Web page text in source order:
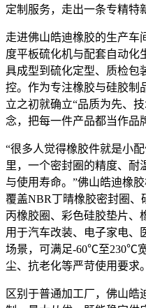
定制服务，走出一条专精特
走进佛山皓迪橡胶的生产车
度平板硫化机与配套自动化
具成型到硫化定型、质检包
控。作为专注橡胶与硅胶制
立之初就确立“品质为先、
念，把每一件产品都当作品
“很多人觉得橡胶件就是小
里，一个密封圈的精度、耐
与使用寿命。”佛山皓迪橡
覆盖NBR丁晴橡胶密封圈、
丙橡胶圈、彩色硅胶垫片、
用于汽车改装、电子家电、
场景，可满足-60℃至230℃
尘、抗老化等严苛使用要求。
区别于普通加工厂，佛山皓